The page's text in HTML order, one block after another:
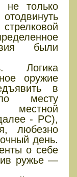
только
были
Логика
оружие
в
месту
местной
- РС),
любезно
день.
о себе
ружье —